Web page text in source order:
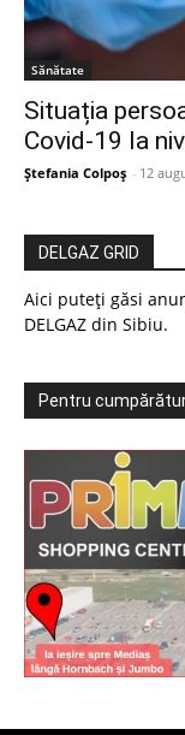
Sănătate
Situația
Covid-19 la
Ștefania Colpoș - 12
DELGAZ GRID
Aici puteți găsi
DELGAZ din Sibiu.
Pentru